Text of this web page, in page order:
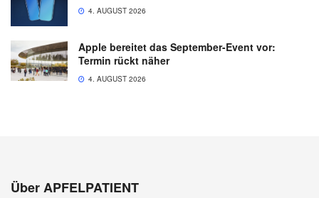
4. AUGUST 2026
Apple bereitet das September-Event vor:
Termin rückt näher
4. AUGUST 2026
Über APFELPATIENT